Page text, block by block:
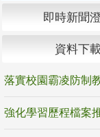
即時新聞
資料下
落實校園霸凌防制